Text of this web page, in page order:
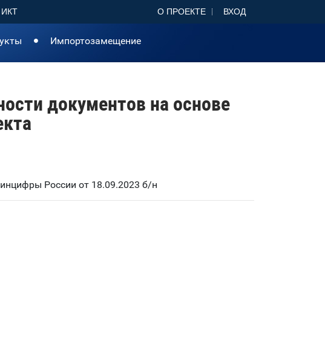
О ПРОЕКТЕ ВХОД
Импортозамещение
документов на основе
России от 18.09.2023 б/н